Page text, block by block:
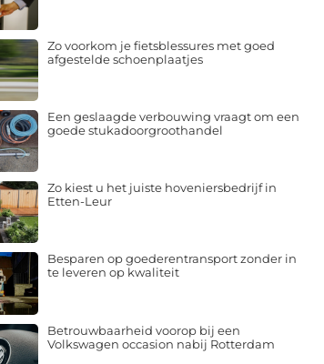
Zo voorkom je fietsblessures met goed
afgestelde schoenplaatjes
Een geslaagde verbouwing vraagt om een
goede stukadoorgroothandel
Zo kiest u het juiste hoveniersbedrijf in
Etten-Leur
Besparen op goederentransport zonder in
te leveren op kwaliteit
Betrouwbaarheid voorop bij een
Volkswagen occasion nabij Rotterdam